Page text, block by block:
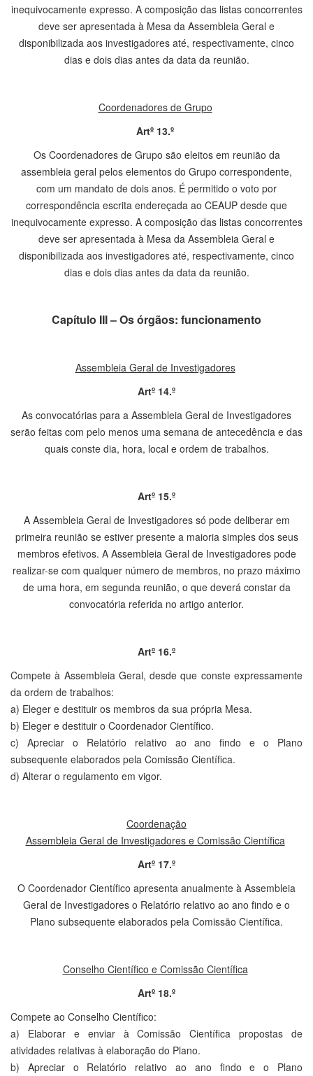
inequivocamente expresso. A composição das listas concorrentes
deve ser apresentada à Mesa da Assembleia Geral e
disponibilizada aos investigadores até, respectivamente, cinco
dias e dois dias antes da data da reunião.
Coordenadores de Grupo
Artº 13.º
Os Coordenadores de Grupo são eleitos em reunião da
assembleia geral pelos elementos do Grupo correspondente,
com um mandato de dois anos. É permitido o voto por
correspondência escrita endereçada ao CEAUP desde que
inequivocamente expresso. A composição das listas concorrentes
deve ser apresentada à Mesa da Assembleia Geral e
disponibilizada aos investigadores até, respectivamente, cinco
dias e dois dias antes da data da reunião.
Capítulo III – Os órgãos: funcionamento
Assembleia Geral de Investigadores
Artº 14.º
As convocatórias para a Assembleia Geral de Investigadores
serão feitas com pelo menos uma semana de antecedência e das
quais conste dia, hora, local e ordem de trabalhos.
Artº 15.º
A Assembleia Geral de Investigadores só pode deliberar em
primeira reunião se estiver presente a maioria simples dos seus
membros efetivos. A Assembleia Geral de Investigadores pode
realizar-se com qualquer número de membros, no prazo máximo
de uma hora, em segunda reunião, o que deverá constar da
convocatória referida no artigo anterior.
Artº 16.º
Compete à Assembleia Geral, desde que conste expressamente
da ordem de trabalhos:
a) Eleger e destituir os membros da sua própria Mesa.
b) Eleger e destituir o Coordenador Científico.
c) Apreciar o Relatório relativo ao ano findo e o Plano
subsequente elaborados pela Comissão Científica.
d) Alterar o regulamento em vigor.
Coordenação
Assembleia Geral de Investigadores e Comissão Científica
Artº 17.º
O Coordenador Científico apresenta anualmente à Assembleia
Geral de Investigadores o Relatório relativo ao ano findo e o
Plano subsequente elaborados pela Comissão Científica.
Conselho Científico e Comissão Científica
Artº 18.º
Compete ao Conselho Científico:
a) Elaborar e enviar à Comissão Científica propostas de
atividades relativas à elaboração do Plano.
b) Apreciar o Relatório relativo ao ano findo e o Plano